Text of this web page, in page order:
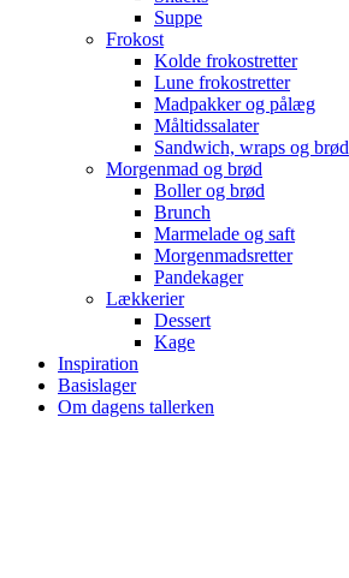
Suppe
Frokost
Kolde frokostretter
Lune frokostretter
Madpakker og pålæg
Måltidssalater
Sandwich, wraps og brød
Morgenmad og brød
Boller og brød
Brunch
Marmelade og saft
Morgenmadsretter
Pandekager
Lækkerier
Dessert
Kage
Inspiration
Basislager
Om dagens tallerken